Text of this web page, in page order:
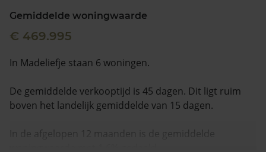
Gemiddelde woningwaarde
€ 469.995
In Madeliefje staan 6 woningen.
De gemiddelde verkooptijd is 45 dagen. Dit ligt ruim
boven het landelijk gemiddelde van 15 dagen.
In de afgelopen 12 maanden is de gemiddelde